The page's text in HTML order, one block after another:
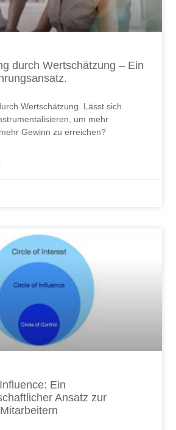
durch Wertschätzung – Ein
Wertschätzung. Lässt sich
um mehr
Gewinn zu erreichen?
Ein
Ansatz zur